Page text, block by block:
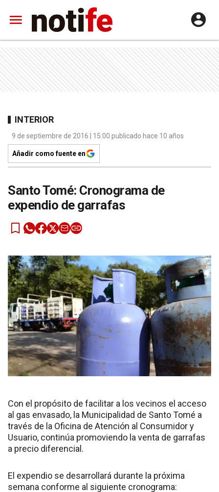
INTERIOR
9 de septiembre de 2016 | 15:00 publicado hace 10 años
Añadir como fuente en
Santo Tomé: Cronograma de
expendio de garrafas
Con el propósito de facilitar a los vecinos el acceso
al gas envasado, la Municipalidad de Santo Tomé a
través de la Oficina de Atención al Consumidor y
Usuario, continúa promoviendo la venta de garrafas
a precio diferencial.
El expendio se desarrollará durante la próxima
semana conforme al siguiente cronograma: